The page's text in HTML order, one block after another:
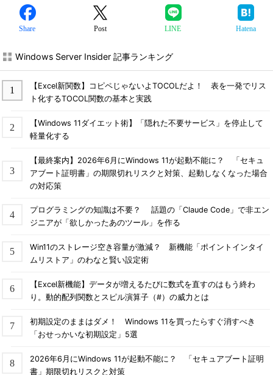
Share Post LINE Hatena
Windows Server Insider 記事ランキング
【Excel新関数】コピペじゃないよTOCOLだよ！ 表を一発でリス
ト化するTOCOL関数の基本と実践
【Windows 11ダイエット術】「隠れた不要サービス」を停止して
軽量化する
【最終案内】2026年6月にWindows 11が起動不能に？ 「セキュ
アブート証明書」の期限切れリスクと対策、起動しなくなった場合
の対応策
プログラミングの知識は不要？ 話題の「Claude Code」で非エン
ジニアが「欲しかったあのツール」を作る
Win11のストレージ空き容量が激減？ 新機能「ポイントインタイ
ムリストア」のわなと賢い設定術
【Excel新機能】データが増えるたびに数式を直すのはもう終わ
り。動的配列関数とスピル演算子（#）の威力とは
初期設定のままはダメ！ Windows 11を買ったらすぐ消すべき
「おせっかいな初期設定」5選
2026年6月にWindows 11が起動不能に？ 「セキュアブート証明
書」期限切れリスクと対策